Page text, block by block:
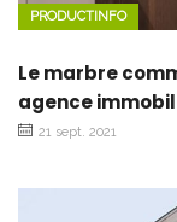
PRODUCTINFO
Le marbre
agence
21 sept. 2021